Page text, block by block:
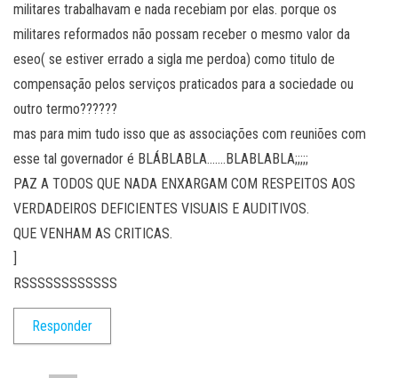
militares trabalhavam e nada recebiam por elas. porque os
militares reformados não possam receber o mesmo valor da
eseo( se estiver errado a sigla me perdoa) como titulo de
compensação pelos serviços praticados para a sociedade ou
outro termo??????
mas para mim tudo isso que as associações com reuniões com
esse tal governador é BLÁBLABLA…….BLABLABLA;;;;;
PAZ A TODOS QUE NADA ENXARGAM COM RESPEITOS AOS
VERDADEIROS DEFICIENTES VISUAIS E AUDITIVOS.
QUE VENHAM AS CRITICAS.
]
RSSSSSSSSSSSS
Responder